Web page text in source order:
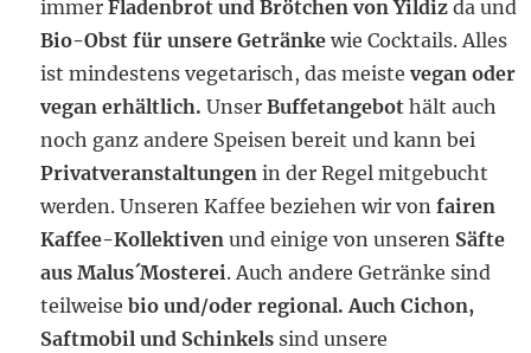
immerFladenbrot und Brötchen von Yildiz da und
Bio-Obst für unsere Getränke wie Cocktails. Alles
ist mindestens vegetarisch, das meistevegan oder
vegan erhältlich. UnserBuffetangebot hält auch
noch ganz andere Speisen bereit und kann bei
Privatveranstaltungen in der Regel mitgebucht
werden. Unseren Kaffee beziehen wir vonfairen
Kaffee-Kollektiven und einige von unseren Säfte
aus Malus´Mosterei. Auch andere Getränke sind
teilweisebio und/oder regional. Auch Cichon,
Saftmobil und Schinkels sind unsere